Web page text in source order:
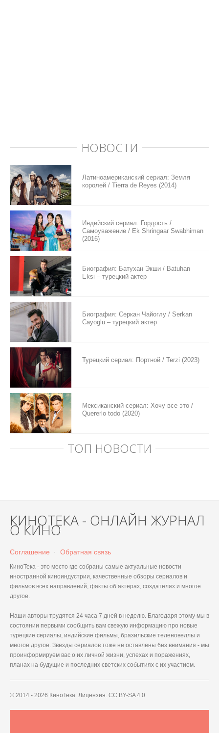
НОВОСТИ
Латиноамериканский сериал: Земля
королей / Tierra de Reyes (2014)
Индийский сериал: Гордость /
Самоуважение / Ek Shringaar Swabhiman
(2016)
Биография: Батухан Экши / Batuhan
Eksi – турецкий актер
Биография: Серкан Чайоглу / Serkan
Cayoglu – турецкий актер
Турецкий сериал: Портной / Terzi (2023)
Мексиканский сериал: Хочу все это /
Quererlo todo (2020)
ТОП НОВОСТИ
КИНОТЕКА - ОНЛАЙН ЖУРНАЛ
О КИНО
Соглашение · Обратная связь
КиноТека - это место где собраны самые актуальные новости
иностранной киноиндустрии, качественные обзоры сериалов и
фильмов всех направлений, факты об актерах, создателях и многое
другое.
Наши авторы трудятся 24 часа 7 дней в неделю. Благодаря этому мы в
состоянии первыми сообщить вам свежую информацию про новые
турецкие сериалы, индийские фильмы, бразильские теленовеллы и
многое другое. Звезды сериалов тоже не оставлены без внимания - мы
проинформируем вас о их личной жизни, успехах и поражениях,
планах на будущие и последних светских событиях с их участием.
© 2014 - 2026 КиноТека. Лицензия: CC BY-SA 4.0